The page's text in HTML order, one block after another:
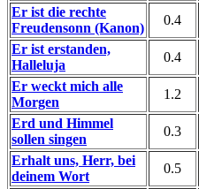
Er ist die rechte
Freudensonn (Kanon)
0.4
Er ist erstanden,
Halleluja
0.4
Er weckt mich alle
Morgen
1.2
Erd und Himmel
sollen singen
0.3
Erhalt uns, Herr, bei
deinem Wort
0.5